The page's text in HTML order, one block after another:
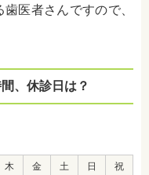
医者さんですので、
、休診日は？
木 金 土 日 祝